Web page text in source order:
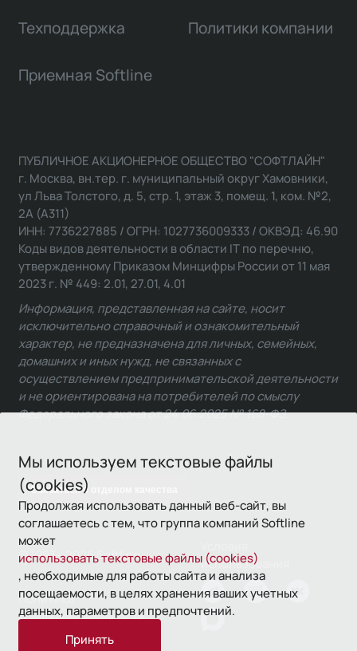
Мы используем текстовые файлы
(cookies)
Продолжая использовать данный веб-сайт, вы
соглашаетесь с тем, что группа компаний Softline
может
использовать текстовые файлы (cookies)
, необходимые для работы сайта и анализа
посещаемости, в целях хранения ваших учетных
данных, параметров и предпочтений.
Принять
Техподдержка Политики компании
Приемная Softline
Связаться с отделом качества
ПУБЛИЧНОЕ АКЦИОНЕРНОЕ ОБЩЕСТВО "СОФТЛАЙН"
г. Москва, вн.тер. г. муниципальный округ Хамовники,
ул Льва Толстого, д. 5, стр. 1, этаж 3, помещ. 1, ком. №2,
2А (А311)
ИНН: 7736227885 / ОГРН: 1027736009333 / ОКВЭД: 46.90
Коды видов деятельности в области IT по перечню,
утвержденному Приказом Минцифры России от 11 мая
2023 г. № 449: 2.01, 27.01, 4.01
Информация, представленная на сайте, носит
исключительно справочный и ознакомительный
характер, не предназначена для личных, семейных,
домашних и иных нужд, не связанных с
осуществлением предпринимательской деятельности
и не ориентирована на потребителей по смыслу
Федерального закона от 24.06.2025 № 168-ФЗ.
© 1993—2026 Softline
использования
Политика
конфиденциальности